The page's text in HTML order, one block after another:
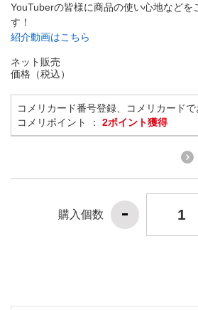
YouTuberの皆様に商品の使い心地などを
す！
紹介動画はこちら
ネット販売
価格（税込）
コメリカード番号登録、コメリカード
コメリポイント ： 2ポイント獲得
購入個数